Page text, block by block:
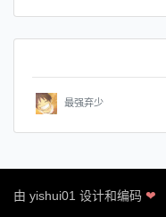
最强弃少
由 yishui01 设计和编码 ❤